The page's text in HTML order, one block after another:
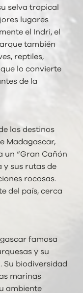
selva tropical
lugares
el Indri, el
también
reptiles,
lo convierte
de la
los destinos
Madagascar,
un “Gran Cañón
y sus rutas de
rocosas.
del país, cerca
famosa
y su
Su biodiversidad
marinas
ambiente